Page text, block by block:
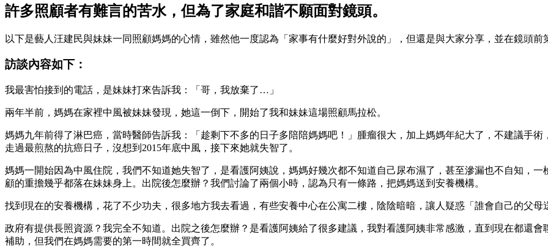
許多照顧者有難言的苦水，但為了家庭和諧不願面對鏡頭。
以下是藝人汪建民與妹妹一同照顧媽媽的心情，雖然他一度認為「家事有什麼好對外說的」，但還是與大家分享，並在鏡頭前
訪談內容如下：
我最害怕接到的電話，是妹妹打來告訴我：「哥，我放棄了…」
兩年半前，媽媽在家裡中風被妹妹發現，她這一倒下，開始了我和妹妹這場照顧馬拉松。
媽媽九年前得了淋巴癌，當時醫師告訴我：「趁剩下不多的日子多陪陪媽媽吧！」腫瘤很大，加上媽媽年紀大了，不建議手
走過最煎熬的抗癌日子，沒想到2015年底中風，接下來她就失智了。
媽媽一開始因為中風住院，我們不知道她失智了，是看護阿姨說，媽媽好幾次都不知道自己尿布濕了，甚至滲漏也不自知，
顧的重擔幾乎都落在妹妹身上。出院後怎麼辦？我們討論了兩個小時，認為只有一條路，把媽媽送到安養機構。
找到現在的安養機構，花了不少功夫，很多地方我去看過，有些安養中心在公寓二樓，陰陰暗暗，讓人疑惑「誰會自己的父母
政府有提供長照資源？我完全不知道。出院之後怎麼辦？是看護阿姨給了很多建議，我對看護阿姨非常感激，直到現在都還
補助，但我們在媽媽需要的第一時間就全買齊了。